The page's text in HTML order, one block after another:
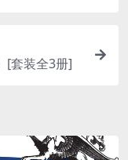
[套装全3册]